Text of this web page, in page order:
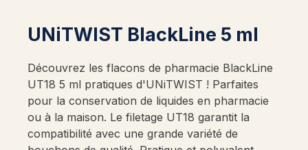
UNiTWIST BlackLine 5 ml
Découvrez les flacons de pharmacie BlackLine
UT18 5 ml pratiques d'UNiTWIST ! Parfaites
pour la conservation de liquides en pharmacie
ou à la maison. Le filetage UT18 garantit la
compatibilité avec une grande variété de